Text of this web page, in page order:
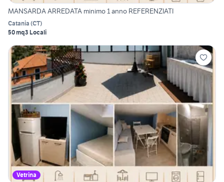
MANSARDA ARREDATA minimo 1 anno REFERENZIATI
Catania (CT)
50 mq3 Locali
Vetrina